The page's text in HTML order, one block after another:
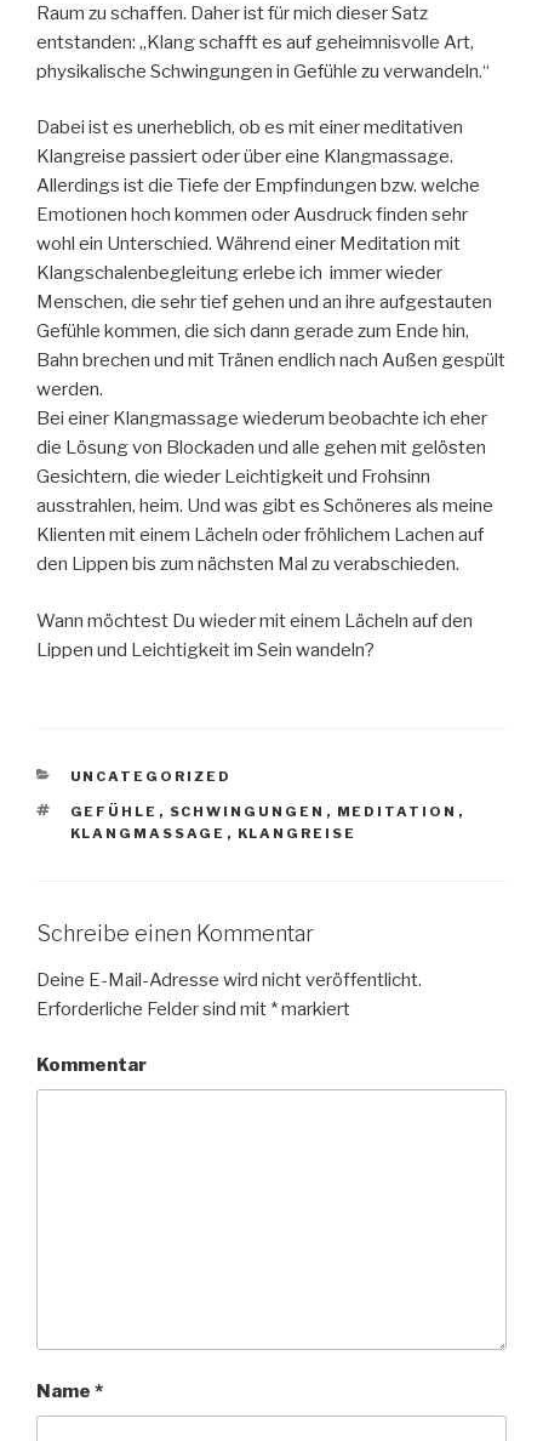
Raum zu schaffen. Daher ist für mich dieser Satz
entstanden: „Klang schafft es auf geheimnisvolle Art,
physikalische Schwingungen in Gefühle zu verwandeln.“
Dabei ist es unerheblich, ob es mit einer meditativen
Klangreise passiert oder über eine Klangmassage.
Allerdings ist die Tiefe der Empfindungen bzw. welche
Emotionen hoch kommen oder Ausdruck finden sehr
wohl ein Unterschied. Während einer Meditation mit
Klangschalenbegleitung erlebe ich immer wieder
Menschen, die sehr tief gehen und an ihre aufgestauten
Gefühle kommen, die sich dann gerade zum Ende hin,
Bahn brechen und mit Tränen endlich nach Außen gespült
werden.
Bei einer Klangmassage wiederum beobachte ich eher
die Lösung von Blockaden und alle gehen mit gelösten
Gesichtern, die wieder Leichtigkeit und Frohsinn
ausstrahlen, heim. Und was gibt es Schöneres als meine
Klienten mit einem Lächeln oder fröhlichem Lachen auf
den Lippen bis zum nächsten Mal zu verabschieden.
Wann möchtest Du wieder mit einem Lächeln auf den
Lippen und Leichtigkeit im Sein wandeln?
KATEGORIEN
UNCATEGORIZED
SCHLAGWÖRTER
GEFÜHLE , SCHWINGUNGEN , MEDITATION ,
KLANGMASSAGE , KLANGREISE
Schreibe einen Kommentar
Deine E-Mail-Adresse wird nicht veröffentlicht.
Erforderliche Felder sind mit *markiert
Kommentar
Name *